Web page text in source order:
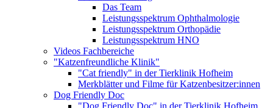
Das Team
Leistungsspektrum Ophthalmologie
Leistungsspektrum Orthopädie
Leistungsspektrum HNO
Videos Fachbereiche
"Katzenfreundliche Klinik"
"Cat friendly" in der Tierklinik Hofheim
Merkblätter und Filme für Katzenbesitzer:innen
Dog Friendly Doc
"Dog Friendly Doc" in der Tierklinik Hofheim